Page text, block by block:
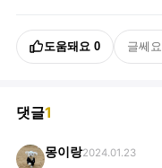
도움돼요 0 글쎄요
댓글1
몽이랑2024.01.23